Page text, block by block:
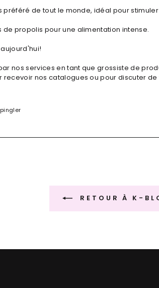
préféré de tout le monde, idéal pour
de propolis pour une alimentation intense.
nos services en tant que grossiste de
nos catalogues ou pour discuter de
RETOUR À K-